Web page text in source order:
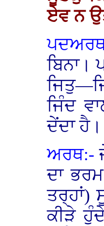
ਏਵ ਨ
ਬਿਨਾ।
ਜਿੰਦ
ਦੇਂਦਾ ਹੈ।
ਅਰਥ:-
ਦਾ
ਤਰ੍ਹਾਂ)
ਕੀੜੇ